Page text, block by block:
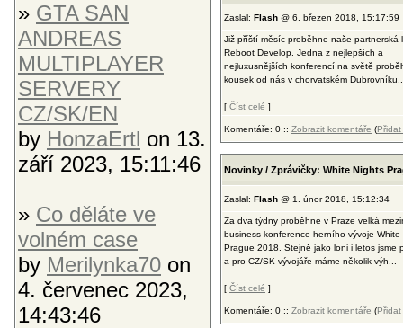
» GTA SAN
ANDREAS
MULTIPLAYER
SERVERY
CZ/SK/EN
by HonzaErtl on 13.
září 2023, 15:11:46
» Co děláte ve
volném case
by Merilynka70 on
4. červenec 2023,
14:43:46
Zaslal: Flash @ 6. březen 2018, 15:17:59
Již příští měsíc proběhne naše partnerská
Reboot Develop. Jedna z nejlepších a
nejluxusnějších konferencí na světě
kousek od nás v chorvatském
[ Číst celé ]
Komentáře: 0 :: Zobrazit komentáře (Přidat
Novinky / Zprávičky: White Nights
Zaslal: Flash @ 1. únor 2018, 15:12:34
Za dva týdny proběhne v Praze velká
business konference herního vývoje White
Prague 2018. Stejně jako loni i letos jsme
a pro CZ/SK vývojáře máme několik výh...
[ Číst celé ]
Komentáře: 0 :: Zobrazit komentáře (Přidat